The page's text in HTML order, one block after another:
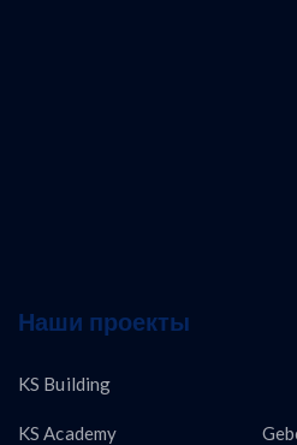
Наши проекты
KS Building
KS Academy